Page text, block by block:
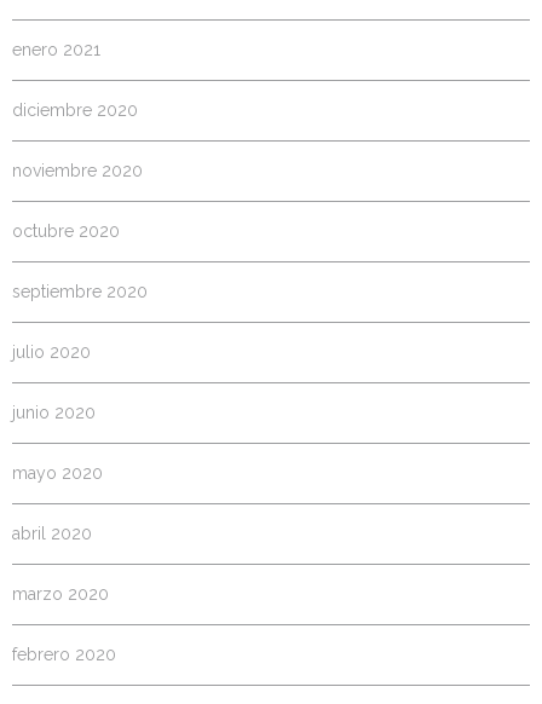
enero 2021
diciembre 2020
noviembre 2020
octubre 2020
septiembre 2020
julio 2020
junio 2020
mayo 2020
abril 2020
marzo 2020
febrero 2020